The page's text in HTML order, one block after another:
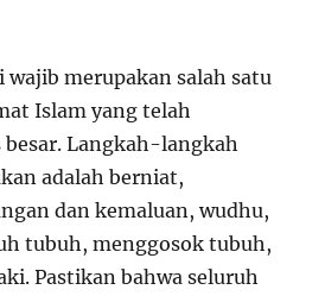
merupakan salah satu
Islam yang telah
besar. Langkah-langkah
adalah berniat,
dan kemaluan, wudhu,
tubuh, menggosok tubuh,
Pastikan bahwa seluruh